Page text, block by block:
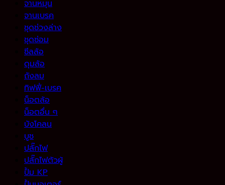
จานหมุน
จานเบรค
ชุดช่วงล่าง
ชุดซ่อม
ซีลล้อ
ดุมล้อ
ถังลม
ทิฟฟี่-เบรค
น็อตล้อ
น็อตอื่น ๆ
บังโคลน
บูช
ปลั๊กไฟ
ปลั๊กไฟตัวผู้
ปั้ม KP